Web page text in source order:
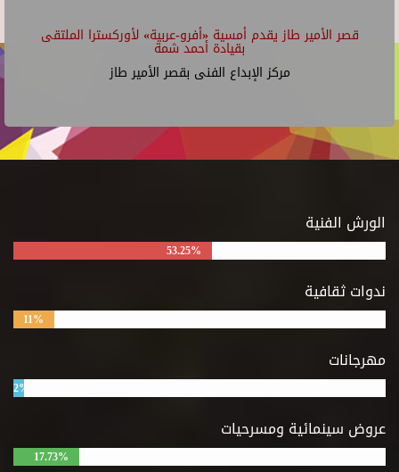
قصر الأمير طاز يقدم أمسية «أفرو-عربية» لأوركسترا الملتقى
بقيادة أحمد شمة
مركز الإبداع الفنى بقصر الأمير طاز
الورش الفنية
53.25%
ندوات ثقافية
11%
مهرجانات
2%
عروض سينمائية ومسرحيات
17.73%